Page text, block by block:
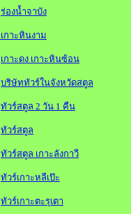
ร่องน้ำจาบัง
เกาะหินงาม
เกาะดง เกาะหินซ้อน
บริษัททัวร์ในจังหวัดสตูล
ทัวร์สตูล 2 วัน 1 คืน
ทัวร์สตูล
ทัวร์สตูล เกาะลังกาวี
ทัวร์เกาะหลีเป๊ะ
ทัวร์เกาะตะรุเตา